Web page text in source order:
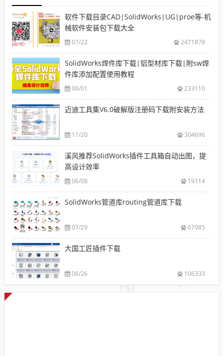
软件下载目录CAD|SolidWorks|UG|proe等-机
械软件安装包下载大全
07/22 2471878
SolidWorks焊件库下载|铝型材库下载|附sw焊
件库添加配置使用教程
06/01 233110
迈迪工具集V6.0破解版注册码下载附安装方法
11/20 304696
溪风推荐SolidWorks插件工具箱自动出图，提
高设计效率
06/08 19114
SolidWorks管道库routing管道库下载
07/29 67985
大国工匠插件下载
06/26 106333